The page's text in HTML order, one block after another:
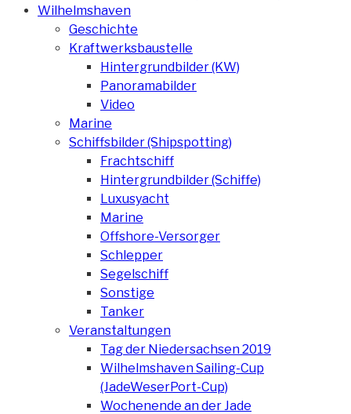
Wilhelmshaven
Geschichte
Kraftwerksbaustelle
Hintergrundbilder (KW)
Panoramabilder
Video
Marine
Schiffsbilder (Shipspotting)
Frachtschiff
Hintergrundbilder (Schiffe)
Luxusyacht
Marine
Offshore-Versorger
Schlepper
Segelschiff
Sonstige
Tanker
Veranstaltungen
Tag der Niedersachsen 2019
Wilhelmshaven Sailing-Cup
(JadeWeserPort-Cup)
Wochenende an der Jade